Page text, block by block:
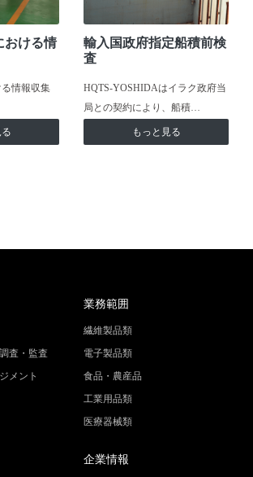
おける情
情報収集
輸入国政府指定船積前検
査
HQTS-YOSHIDAはイラク政府当
局との契約により、船積…
もっと見る
査・監査
メント
業務範囲
繊維製品類
電子製品類
食品・農産品
工業用品類
医療器械類
企業情報